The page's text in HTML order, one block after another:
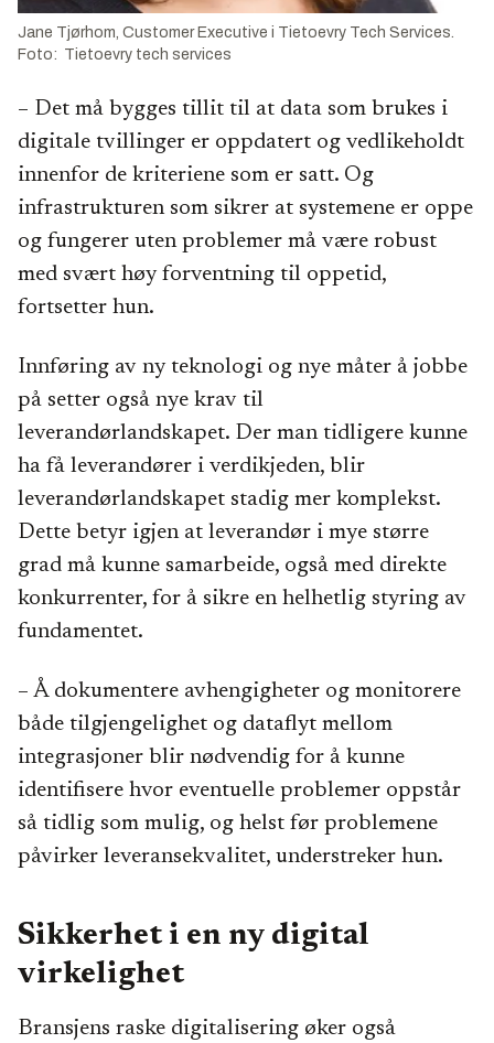
Jane Tjørhom, Customer Executive i Tietoevry Tech Services.
Foto: Tietoevry tech services
– Det må bygges tillit til at data som brukes i
digitale tvillinger er oppdatert og vedlikeholdt
innenfor de kriteriene som er satt. Og
infrastrukturen som sikrer at systemene er oppe
og fungerer uten problemer må være robust
med svært høy forventning til oppetid,
fortsetter hun.
Innføring av ny teknologi og nye måter å jobbe
på setter også nye krav til
leverandørlandskapet. Der man tidligere kunne
ha få leverandører i verdikjeden, blir
leverandørlandskapet stadig mer komplekst.
Dette betyr igjen at leverandør i mye større
grad må kunne samarbeide, også med direkte
konkurrenter, for å sikre en helhetlig styring av
fundamentet.
– Å dokumentere avhengigheter og monitorere
både tilgjengelighet og dataflyt mellom
integrasjoner blir nødvendig for å kunne
identifisere hvor eventuelle problemer oppstår
så tidlig som mulig, og helst før problemene
påvirker leveransekvalitet, understreker hun.
Sikkerhet i en ny digital
virkelighet
Bransjens raske digitalisering øker også